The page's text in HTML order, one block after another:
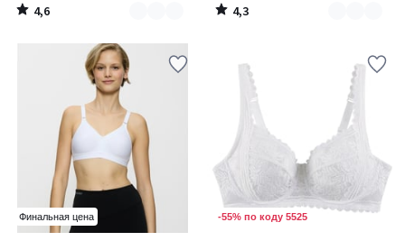
4,6
/
4,3
/
Финальная цена -55% по коду 5525